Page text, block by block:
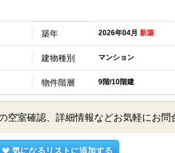
築年 2026年04月 新築
建物種別 マンション
物件階層 9階/10階建
室確認、詳細情報などお気軽にお問
気になるリストに追加する